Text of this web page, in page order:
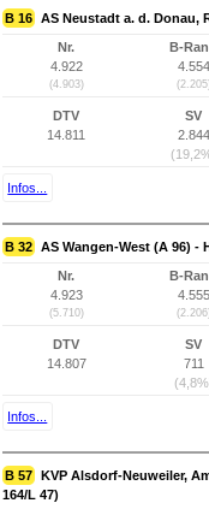
B 16 AS Neustadt a. d. Donau,
Nr.
4.922
(4.903)
B-
4.554
DTV
14.811
SV
2.844
Infos...
B 32 AS Wangen-West (A 96) -
Nr.
4.923
(5.710)
B-
4.555
DTV
14.807
SV
711
Infos...
B 57 KVP Alsdorf-Neuweiler,
164/L 47)